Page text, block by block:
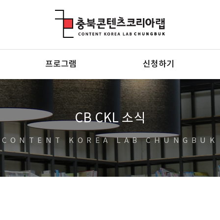
프로그램 신청하기
CB CKL 소식
CONTENT KOREA LAB CHUNGBUK